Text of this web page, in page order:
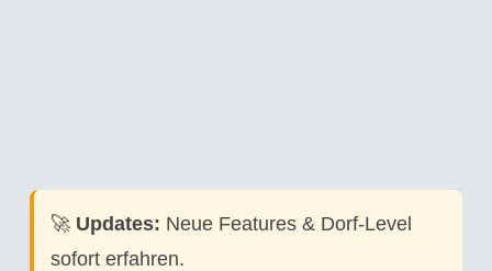
🚀 Updates: Neue Features & Dorf-Level
sofort erfahren.